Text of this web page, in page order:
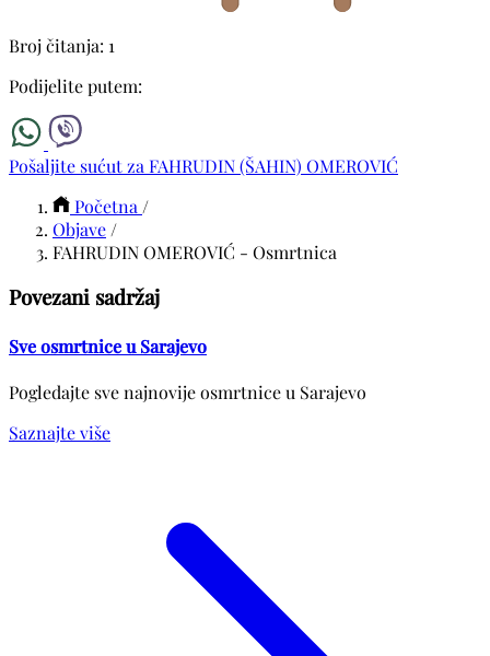
Broj čitanja: 1
Podijelite putem:
Pošaljite sućut za FAHRUDIN (ŠAHIN) OMEROVIĆ
Početna /
Objave /
FAHRUDIN OMEROVIĆ - Osmrtnica
Povezani sadržaj
Sve osmrtnice u Sarajevo
Pogledajte sve najnovije osmrtnice u Sarajevo
Saznajte više